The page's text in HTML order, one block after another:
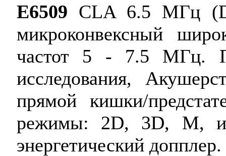
E6509 CLA 6.5 МГц
микроконвексный
частот 5 - 7.5 MГц.
исследования,
прямой кишки/
режимы: 2D, 3D, М,
энергетический допплер.